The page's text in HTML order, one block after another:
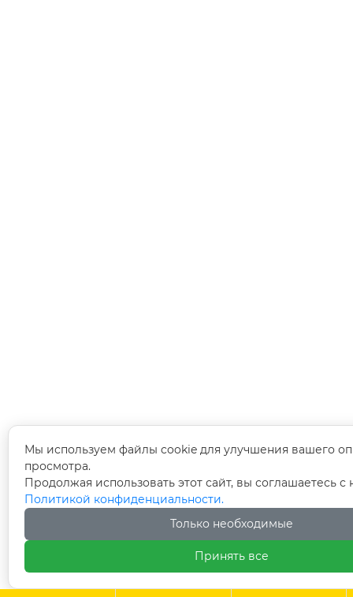
Мы используем файлы cookie для улучшения вашего
просмотра.
Продолжая использовать этот сайт, вы соглашаетесь
Политикой конфиденциальности.
Только необходимые
Принять все